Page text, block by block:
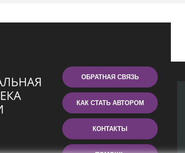
ОБРАТНАЯ СВЯЗЬ
КАК СТАТЬ АВТОРОМ
КОНТАКТЫ